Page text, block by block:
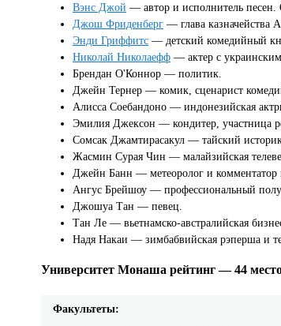
Вэнс Джой — автор и исполнитель песен.
Джош Фриденберг — глава казначейства
Энди Гриффитс — детский комедийный
Николай Николаефф — актер с
Брендан О'Коннор — политик.
Джейн Тернер — комик, сценарист
Алисса Соебандоно — индонезийская
Эмилия Джексон — кондитер, участница
Сомсак Джамтирасакул — тайский
Жасмин Сурая Чин — малайзийская
Джейн Банн — метеоролог и комментатор
Ангус Брейшоу — профессиональный
Джошуа Тан — певец.
Тан Ле — вьетнамско-австралийская
Надя Накаи — зимбабвийская рэперша и
Университет Монаша рейтинг — 44
Факультеты: